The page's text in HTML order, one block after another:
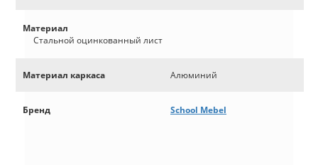
Материал
Стальной оцинкованный лист
Материал каркаса Алюминий
Бренд School Mebel